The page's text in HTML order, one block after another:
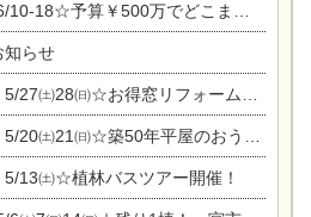
￥500万でどこまでできるの？リフォーム相談会
知らせ
㈯28㈰☆お得窓リフォーム個別相談会
☆築50年平屋のおうちリノベーション完成見学会
13㈯☆植林バスツアー開催！